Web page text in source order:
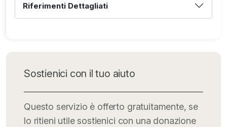
Riferimenti Dettagliati
Sostienici con il tuo aiuto
Questo servizio è offerto gratuitamente, se
lo ritieni utile sostienici con una donazione